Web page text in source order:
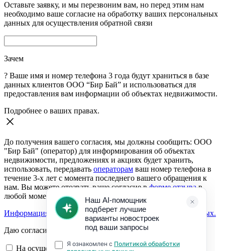
Оставьте заявку, и мы перезвоним вам, но перед этим нам
необходимо ваше согласие на обработку ваших персональных
данных для осуществления обратной связи
Зачем
? Ваше имя и номер телефона 3 года будут храниться в базе
данных клиентов ООО “Бир Бай” и использоваться для
предоставления вам информации об объектах недвижимости.
Подробнее о ваших правах.
До получения вашего согласия, мы должны сообщить: ООО
"Бир Бай" (оператор) для информирования об объектах
недвижимости, предложениях и акциях будет хранить,
использовать, передавать операторам ваш номер телефона в
течение 3-х лет с момента последнего вашего обращения к
нам. Вы можете отозвать ваше согласие вформе отзывав
любой момент.
Информация о согласии на обработку персональных данных.
Даю согласие:
На осуществление обратной связи